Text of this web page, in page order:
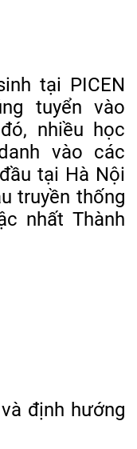
tại PICEN
tuyển vào
nhiều học
vào các
tại Hà Nội
truyền thống
nhất Thành
định hướng